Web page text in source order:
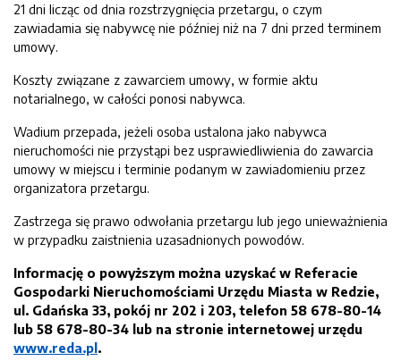
21 dni licząc od dnia rozstrzygnięcia przetargu, o czym
zawiadamia się nabywcę nie później niż na 7 dni przed terminem
umowy.
Koszty związane z zawarciem umowy, w formie aktu
notarialnego, w całości ponosi nabywca.
Wadium przepada, jeżeli osoba ustalona jako nabywca
nieruchomości nie przystąpi bez usprawiedliwienia do zawarcia
umowy w miejscu i terminie podanym w zawiadomieniu przez
organizatora przetargu.
Zastrzega się prawo odwołania przetargu lub jego unieważnienia
w przypadku zaistnienia uzasadnionych powodów.
Informację o powyższym można uzyskać w Referacie
Gospodarki Nieruchomościami Urzędu Miasta w Redzie,
ul. Gdańska 33, pokój nr 202 i 203, telefon 58 678-80-14
lub 58 678-80-34 lub na stronie internetowej urzędu
www.reda.pl.